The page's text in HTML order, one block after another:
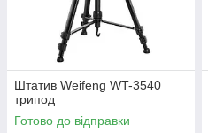
Штатив Weifeng WT-3540
трипод
Готово до відправки